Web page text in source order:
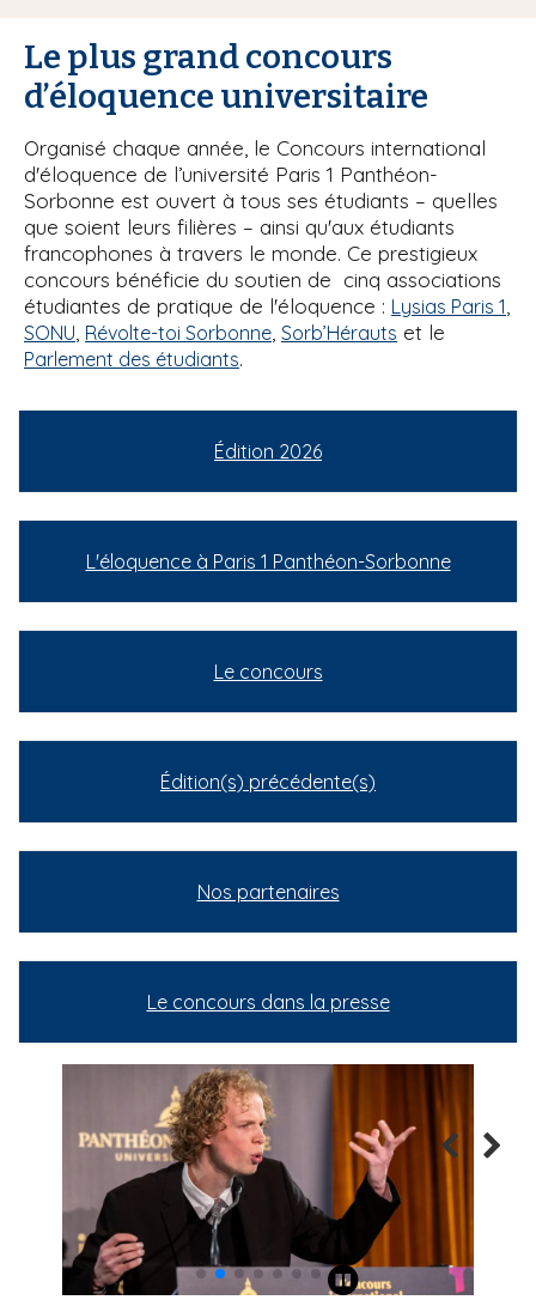
Le plus grand concours
d’éloquence universitaire
Organisé chaque année, le Concours international
d'éloquence de l’université Paris 1 Panthéon-
Sorbonne est ouvert à tous ses étudiants – quelles
que soient leurs filières – ainsi qu'aux étudiants
francophones à travers le monde. Ce prestigieux
concours bénéficie du soutien de cinq associations
étudiantes de pratique de l'éloquence : Lysias Paris 1
SONU Révolte-toi Sorbonne Sorb’Hérauts et le
Parlement des étudiants.
Édition 2026
L'éloquence à Paris 1 Panthéon-Sorbonne
Le concours
Édition(s) précédente(s)
Nos partenaires
Le concours dans la presse